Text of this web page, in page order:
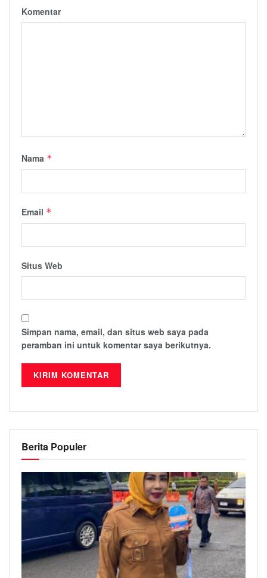
Komentar
Nama *
Email *
Situs Web
Simpan nama, email, dan situs web saya pada
peramban ini untuk komentar saya berikutnya.
Berita Populer